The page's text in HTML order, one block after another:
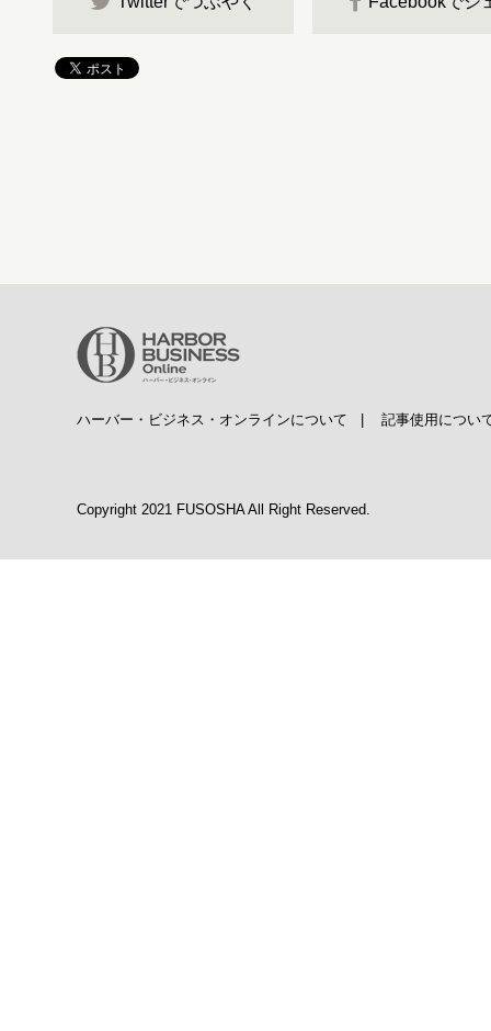
ハーバー・ビジネス・オンラインについて 記事使用につい
Copyright 2021 FUSOSHA All Right Reserved.